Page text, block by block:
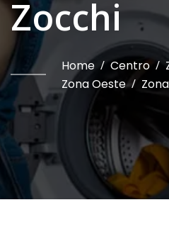
Zocchi
Home / Centro /
Zona Oeste /